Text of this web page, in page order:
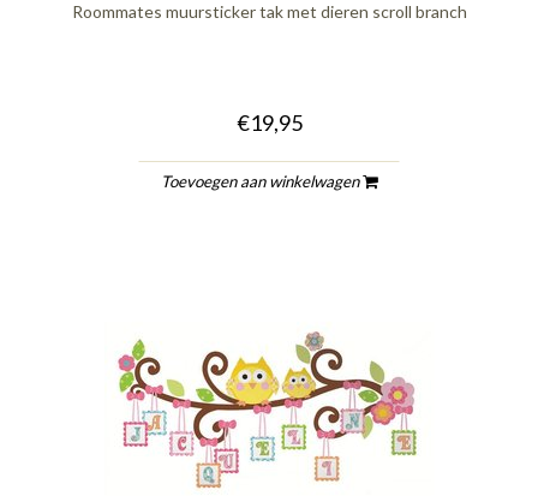
Roommates muursticker tak met dieren scroll branch
€19,95
Toevoegen aan winkelwagen